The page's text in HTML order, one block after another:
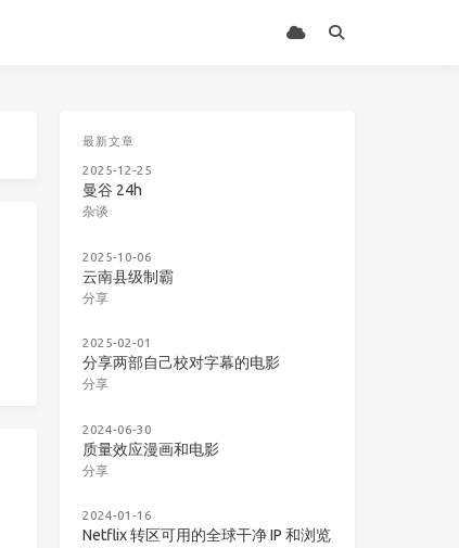
最新文章
2025-12-25
曼谷 24h
杂谈
2025-10-06
云南县级制霸
分享
2025-02-01
分享两部自己校对字幕的电影
分享
2024-06-30
质量效应漫画和电影
分享
2024-01-16
Netflix 转区可用的全球干净 IP 和浏览